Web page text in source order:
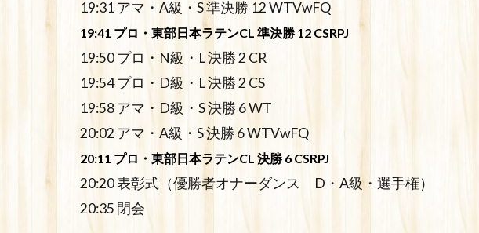
19:31 アマ・A級・S 準決勝 12 WTVwFQ
19:41 プロ・東部日本ラテンCL 準決勝 12 CSRPJ
19:50 プロ・N級・L 決勝 2 CR
19:54 プロ・D級・L 決勝 2 CS
19:58 アマ・D級・S 決勝 6 WT
20:02 アマ・A級・S 決勝 6 WTVwFQ
20:11 プロ・東部日本ラテンCL 決勝 6 CSRPJ
20:20 表彰式（優勝者オナーダンス D・A級・選手権）
20:35 閉会